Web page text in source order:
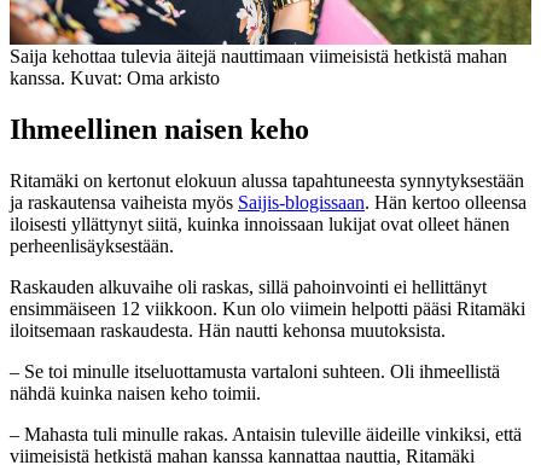
Saija kehottaa tulevia äitejä nauttimaan viimeisistä hetkistä mahan
kanssa. Kuvat: Oma arkisto
Ihmeellinen naisen keho
Ritamäki on kertonut elokuun alussa tapahtuneesta synnytyksestään
ja raskautensa vaiheista myös Saijis-blogissaan. Hän kertoo olleensa
iloisesti yllättynyt siitä, kuinka innoissaan lukijat ovat olleet hänen
perheenlisäyksestään.
Raskauden alkuvaihe oli raskas, sillä pahoinvointi ei hellittänyt
ensimmäiseen 12 viikkoon. Kun olo viimein helpotti pääsi Ritamäki
iloitsemaan raskaudesta. Hän nautti kehonsa muutoksista.
– Se toi minulle itseluottamusta vartaloni suhteen. Oli ihmeellistä
nähdä kuinka naisen keho toimii.
– Mahasta tuli minulle rakas. Antaisin tuleville äideille vinkiksi, että
viimeisistä hetkistä mahan kanssa kannattaa nauttia, Ritamäki